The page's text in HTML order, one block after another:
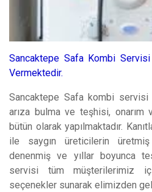
Sancaktepe Safa Kombi
Vermektedir.
Sancaktepe Safa kombi
arıza bulma ve teşhisi,
bütün olarak yapılmaktadır.
ile saygın üreticilerin
denenmiş ve yıllar boyunca
servisi tüm müşterilerimiz
seçenekler sunarak elimizden